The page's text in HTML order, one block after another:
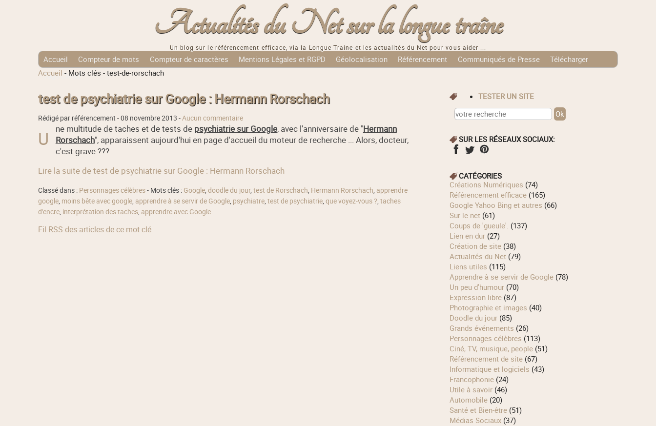
Actualités du Net sur la longue traîne
Un blog sur le référencement efficace, via la Longue Traine et les actualités du Net pour vous aider ...
Accueil Compteur de mots Compteur de caractères Mentions Légales et RGPD Géolocalisation Référencement Communiqués de Presse
Télécharger
Tags Cloud
Accueil - Mots clés - test-de-rorschach
test de psychiatrie sur Google : Hermann Rorschach
Rédigé par référencement -08 novembre 2013 -Aucun commentaire
U ne multitude de taches et de tests de psychiatrie sur Google, avec l'anniversaire de "Hermann
Rorschach", apparaissent aujourd'hui en page d'accueil du moteur de recherche ... Alors, docteur,
c'est grave ???
Lire la suite de test de psychiatrie sur Google : Hermann Rorschach
Classé dans : Personnages célèbres- Mots clés : Google, doodle du jour, test de Rorschach, Hermann Rorschach, apprendre
google, moins bête avec google, apprendre à se servir de Google, psychiatre, test de psychiatrie, que voyez-vous ?, taches
d'encre, interprétation des taches, apprendre avec Google
Fil RSS des articles de ce mot clé
TESTER UN SITE
SUR LES RÉSEAUX SOCIAUX:
CATÉGORIES
Créations Numériques (74)
Référencement efficace(165)
Google Yahoo Bing et autres (66)
Sur le net(61)
Coups de 'gueule'. (137)
Lien en dur(27)
Création de site(38)
Actualités du Net(79)
Liens utiles (115)
Apprendre à se servir de Google(78)
Un peu d'humour(70)
Expression libre(87)
Photographie et images (40)
Doodle du jour(85)
Grands événements (26)
Personnages célèbres (113)
Ciné, TV, musique, people(51)
Référencement de site(67)
Informatique et logiciels (43)
Francophonie(24)
Utile à savoir(46)
Automobile(20)
Santé et Bien-être(51)
Médias Sociaux(37)